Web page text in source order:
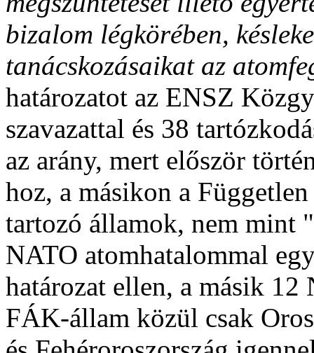
bizalom légkörében,
tanácskozásaikat az
határozatot az ENSZ
szavazattal és 38
az arány, mert először
hoz, a másikon a
tartozó államok, nem mint
NATO atomhatalommal
határozat ellen, a másik
FÁK-állam közül csak